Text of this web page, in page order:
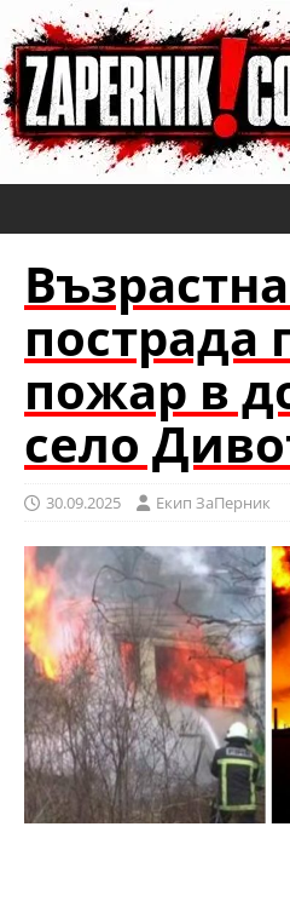
пострада
пожар в
село
30.09.2025 Eкип ЗаПерник